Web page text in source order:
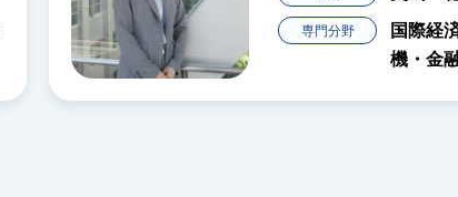
専門分野
国際経
機・金